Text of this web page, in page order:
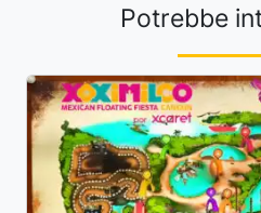
Potrebbe